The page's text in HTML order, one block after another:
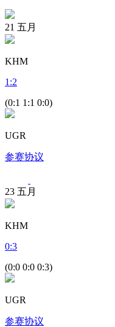
21 五月
KHM
1 :2
(0:1 1:1 0:0)
UGR
参赛协议
23 五月
KHM
0:3
(0:0 0:0 0:3)
UGR
参赛协议